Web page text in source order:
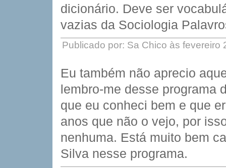
dicionário. Deve ser
vazias da Sociologia
Publicado por: Sa Chico às fevereiro
Eu também não aprecio
lembro-me desse programa
que eu conheci bem e que
anos que não o vejo, por
nenhuma. Está muito bem
Silva nesse programa.